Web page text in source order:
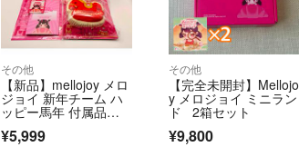
その他
【新品】mellojoy メロ
ジョイ 新年チーム ハ
ッピー馬年 付属品全
部付き
¥5,999
その他
【完全未開封】Mellojo
y メロジョイ ミニラン
ド 2箱セット
¥9,800